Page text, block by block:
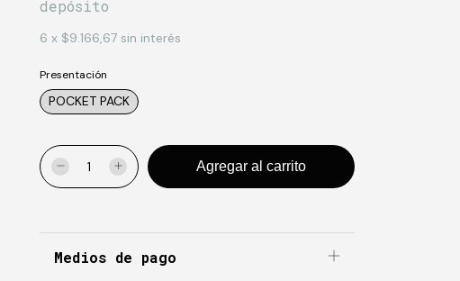
depósito
6 x $9.166,67 sin interés
Presentación
POCKET PACK
Medios de pago